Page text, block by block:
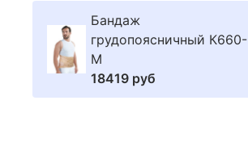
Бандаж
грудопоясничный К660-
M
18419 руб